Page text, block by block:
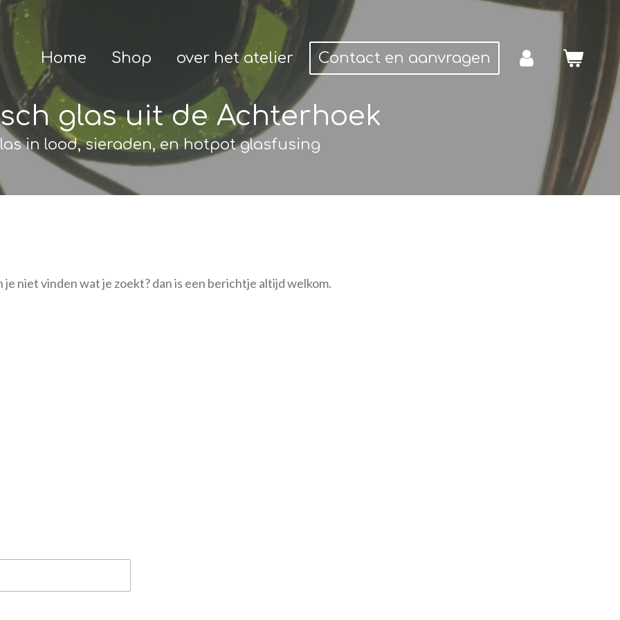
Home Shop over het atelier Contact en aanvragen
glas uit de Achterhoek
in lood, sieraden, en hotpot glasfusing
je niet vinden wat je zoekt? dan is een berichtje altijd welkom.